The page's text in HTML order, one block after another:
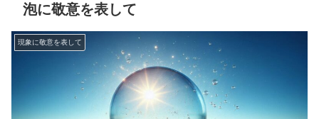
泡に敬意を表して
現象に敬意を表して